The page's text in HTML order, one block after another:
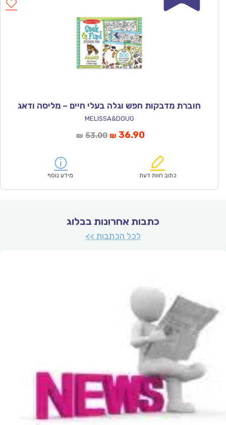
חוברת מדבקות חפש וגלה בעלי חיים – מליסה ודאג
MELISSA&DOUG
₪ 53.00המחיר
₪53.00.
₪ 36.90המחיר
הוא:
כתוב חוות דעת מידע נוסף
כתבות אחרונות בבלוג
לכל הכתבות >>